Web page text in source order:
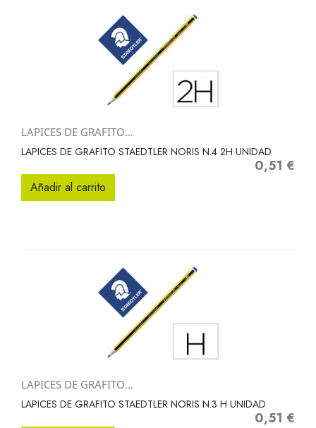
LAPICES DE GRAFITO...
LAPICES DE GRAFITO STAEDTLER NORIS N.4 2H UNIDAD
Precio
0,51 €
Añadir al carrito
LAPICES DE GRAFITO...
LAPICES DE GRAFITO STAEDTLER NORIS N.3 H UNIDAD
Precio
0,51 €